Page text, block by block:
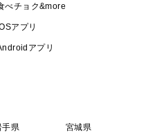
べチョク&more
アプリ
アプリ
手県
宮城県